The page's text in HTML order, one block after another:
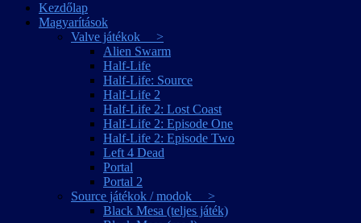
Kezdőlap
Magyarítások
Valve játékok >
Alien Swarm
Half-Life
Half-Life: Source
Half-Life 2
Half-Life 2: Lost Coast
Half-Life 2: Episode One
Half-Life 2: Episode Two
Left 4 Dead
Portal
Portal 2
Source játékok / modok >
Black Mesa (teljes játék)